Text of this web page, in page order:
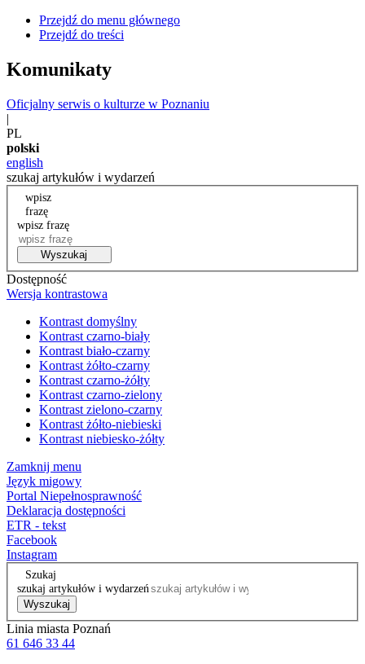
Przejdź do menu głównego
Przejdź do treści
Komunikaty
Oficjalny serwis o kulturze w Poznaniu
|
PL
polski
english
szukaj artykułów i wydarzeń
wpisz
frazę
wpisz frazę
Wyszukaj
Dostępność
Wersja kontrastowa
Kontrast domyślny
Kontrast czarno-biały
Kontrast biało-czarny
Kontrast żółto-czarny
Kontrast czarno-żółty
Kontrast czarno-zielony
Kontrast zielono-czarny
Kontrast żółto-niebieski
Kontrast niebiesko-żółty
Zamknij menu
Język migowy
Portal Niepełnosprawność
Deklaracja dostępności
ETR - tekst
Facebook
Instagram
Szukaj
szukaj artykułów i wydarzeń
Wyszukaj
Linia miasta Poznań
61 646 33 44